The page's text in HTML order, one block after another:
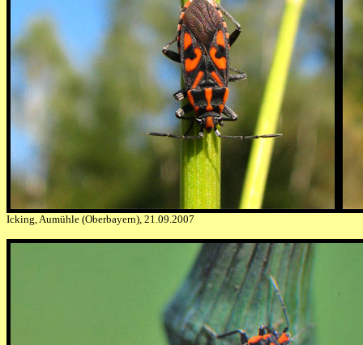
Icking, Aumühle (Oberbayern), 21.09.2007